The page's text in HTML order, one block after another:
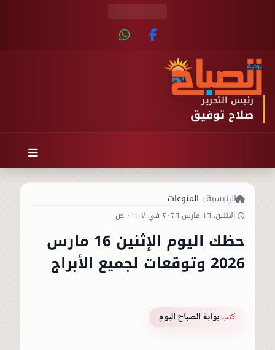
رئيس التحرير
صلاح توفيق
الرئيسية المنوعات
الاثنين، ١٦ مارس ٢٠٢٦ في ٠١:٠٧ ص
حظك اليوم الإثنين 16 مارس
2026 وتوقعات لجميع الأبراج
كتب:بوابة الصباح اليوم